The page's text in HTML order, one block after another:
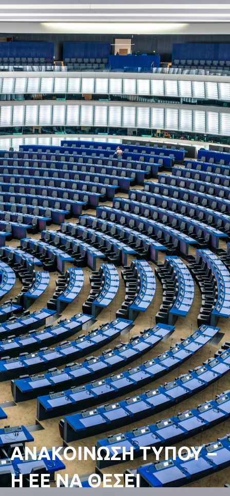
ΑΝΑΚΟΙΝΩΣΗ ΤΥΠΟΥ –
Η ΕΕ ΝΑ ΘΕΣΕΙ